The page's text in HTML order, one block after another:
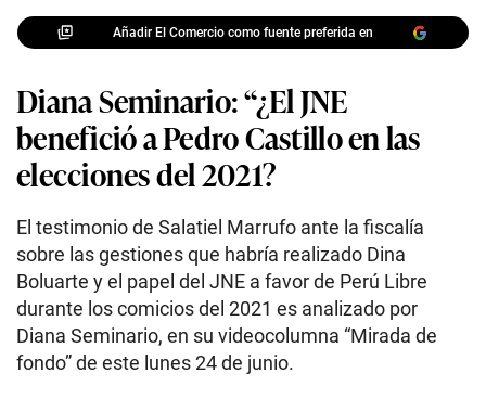
Añadir El Comercio como fuente preferida en
Diana Seminario: “¿El JNE
benefició a Pedro Castillo en las
elecciones del 2021?
El testimonio de Salatiel Marrufo ante la fiscalía
sobre las gestiones que habría realizado Dina
Boluarte y el papel del JNE a favor de Perú Libre
durante los comicios del 2021 es analizado por
Diana Seminario, en su videocolumna “Mirada de
fondo” de este lunes 24 de junio.